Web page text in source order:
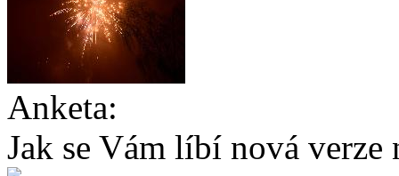
Anketa:
Jak se Vám líbí nová verze